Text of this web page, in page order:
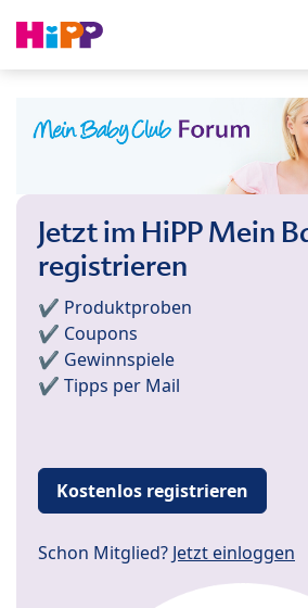
Jetzt im HiPP Mein
registrieren
✔️ Produktproben
✔️ Coupons
✔️ Gewinnspiele
✔️ Tipps per Mail
Kostenlos registrieren
Schon Mitglied? Jetzt einloggen